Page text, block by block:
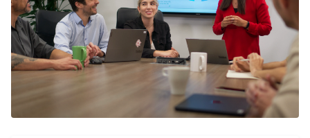
CARRIÈRE NOUS CONTACTER